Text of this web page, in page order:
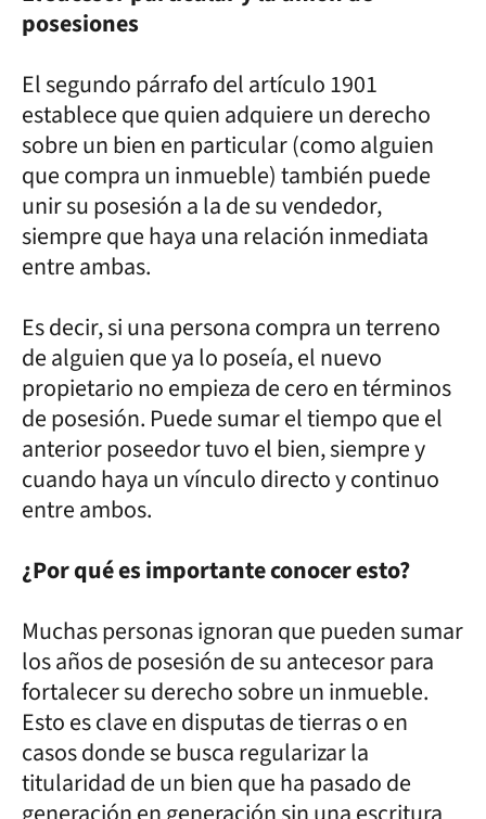
posesiones
El segundo párrafo del artículo 1901
establece que quien adquiere un derecho
sobre un bien en particular (como alguien
que compra un inmueble) también puede
unir su posesión a la de su vendedor,
siempre que haya una relación inmediata
entre ambas.
Es decir, si una persona compra un terreno
de alguien que ya lo poseía, el nuevo
propietario no empieza de cero en términos
de posesión. Puede sumar el tiempo que el
anterior poseedor tuvo el bien, siempre y
cuando haya un vínculo directo y continuo
entre ambos.
¿Por qué es importante conocer esto?
Muchas personas ignoran que pueden sumar
los años de posesión de su antecesor para
fortalecer su derecho sobre un inmueble.
Esto es clave en disputas de tierras o en
casos donde se busca regularizar la
titularidad de un bien que ha pasado de